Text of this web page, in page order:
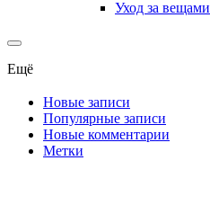
Уход за вещами
Ещё
Новые записи
Популярные записи
Новые комментарии
Метки